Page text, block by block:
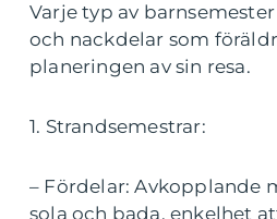
Varje typ av
och nackdelar som
planeringen av sin resa.
1. Strandsemestrar:
– Fördelar: Avkopplande
sola och bada, enkelhet